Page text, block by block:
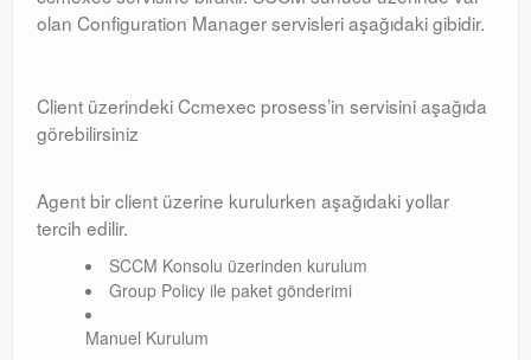
Watchguard
PHP & MySQL
Exchange
Exchange
olan Configuration Manager servisleri aşağıdaki gibidir.
Client üzerindeki Ccmexec prosess’in servisini aşağıda
görebilirsiniz
Agent bir client üzerine kurulurken aşağıdaki yollar
tercih edilir.
SCCM Konsolu üzerinden kurulum
Group Policy ile paket gönderimi
Manuel Kurulum